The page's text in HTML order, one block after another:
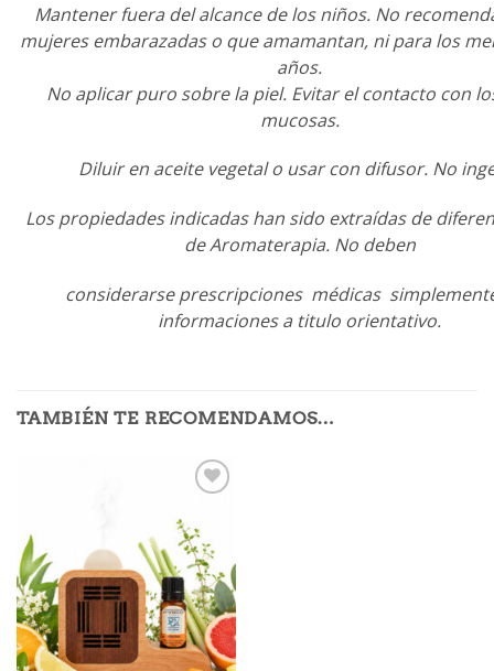
Mantener fuera del alcance de los niños. No
mujeres embarazadas o que amamantan, ni para los
años.
No aplicar puro sobre la piel. Evitar el contacto con
mucosas.
Diluir en aceite vegetal o usar con difusor. No
Los propiedades indicadas han sido extraídas de
de Aromaterapia. No deben
considerarse prescripciones médicas
informaciones a titulo orientativo.
TAMBIÉN TE RECOMENDAMOS…
a mi
lista